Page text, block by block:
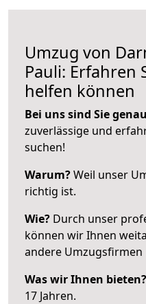
Umzug von
Pauli: Erfahren
helfen können
Bei uns sind Sie
zuverlässige und
suchen!
Warum?Weil unser
richtig ist.
Wie? Durch unser
können wir Ihnen
andere Umzugsfirmen
Was wir Ihnen bieten?
17 Jahren.